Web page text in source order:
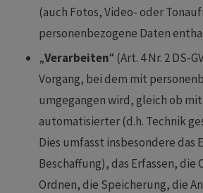
(auch Fotos, Video- oder
personenbezogene Daten
„Verarbeiten“ (Art. 4 Nr. 2 DS-
Vorgang, bei dem mit
umgegangen wird, gleich ob
automatisierter (d.h. Technik
Dies umfasst insbesondere das
Beschaffung), das Erfassen, die
Ordnen, die Speicherung, die